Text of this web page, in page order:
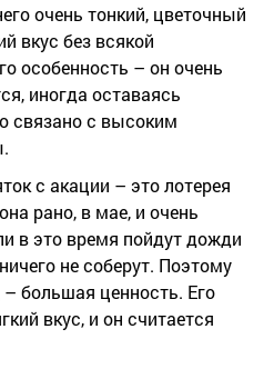
очень тонкий, цветочный
вкус без всякой
особенность – он очень
иногда оставаясь
связано с высоким
с акации – это лотерея
рано, в мае, и очень
в это время пойдут дожди
не соберут. Поэтому
большая ценность. Его
вкус, и он считается